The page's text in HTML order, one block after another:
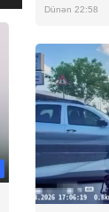
Dünən 22:58